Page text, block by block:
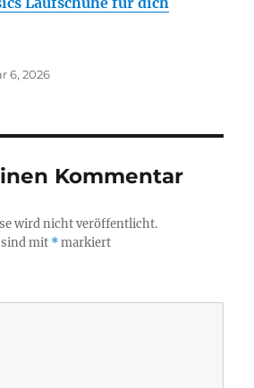
6, 2026
Kommentar
wird nicht veröffentlicht.
mit *markiert